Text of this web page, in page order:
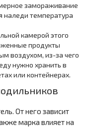
замораживание
наледи температура
камерой этого
продукты
воздухом, из-за чего
нужно хранить в
или контейнерах.
От него зависит
марка влияет на